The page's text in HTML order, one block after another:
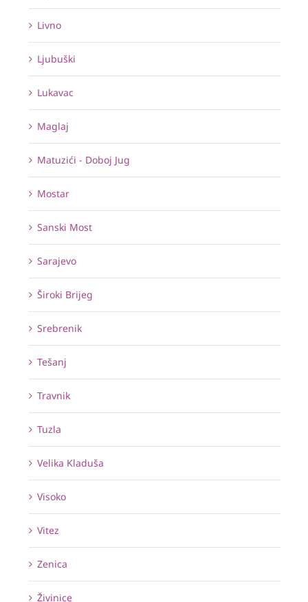
Livno
Ljubuški
Lukavac
Maglaj
Matuzići - Doboj Jug
Mostar
Sanski Most
Sarajevo
Široki Brijeg
Srebrenik
Tešanj
Travnik
Tuzla
Velika Kladuša
Visoko
Vitez
Zenica
Živinice